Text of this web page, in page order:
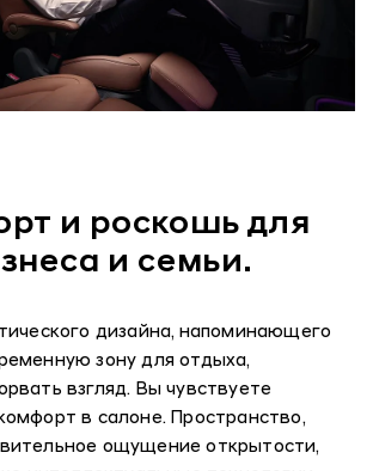
и роскошь для
и семьи.
дизайна, напоминающего
зону для отдыха,
взгляд. Вы чувствуете
в салоне. Пространство,
ощущение открытости,